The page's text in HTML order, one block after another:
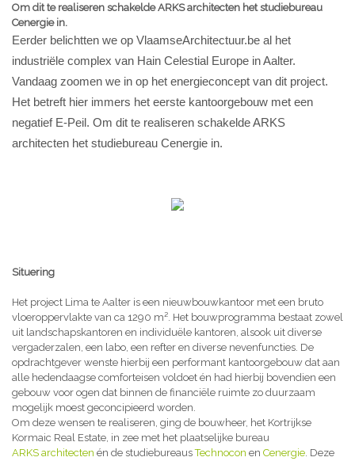
Om dit te realiseren schakelde ARKS architecten het studiebureau
Cenergie in.
Eerder belichtten we op VlaamseArchitectuur.be al het
industriële complex van Hain Celestial Europe in Aalter.
Vandaag zoomen we in op het energieconcept van dit project.
Het betreft hier immers het eerste kantoorgebouw met een
negatief E-Peil. Om dit te realiseren schakelde ARKS
architecten het studiebureau Cenergie in.
Situering
Het project Lima te Aalter is een nieuwbouwkantoor met een bruto
vloeroppervlakte van ca 1290 m². Het bouwprogramma bestaat zowel
uit landschapskantoren en individuële kantoren, alsook uit diverse
vergaderzalen, een labo, een refter en diverse nevenfuncties. De
opdrachtgever wenste hierbij een performant kantoorgebouw dat aan
alle hedendaagse comforteisen voldoet én had hierbij bovendien een
gebouw voor ogen dat binnen de financiële ruimte zo duurzaam
mogelijk moest geconcipieerd worden.
Om deze wensen te realiseren, ging de bouwheer, het Kortrijkse
Kormaic Real Estate, in zee met het plaatselijke bureau
ARKS architecten én de studiebureausTechnocon en Cenergie. Deze